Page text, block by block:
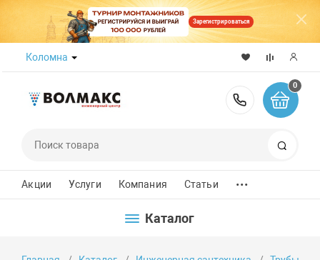
Зарегистрироваться
Коломна
8 (800)
0
Акции Услуги Компания Статьи ...
Каталог